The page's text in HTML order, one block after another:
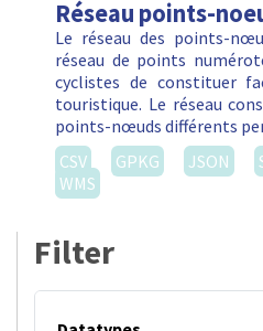
Réseau points-
Le réseau des points-
réseau de points
cyclistes de constituer
touristique. Le réseau
points-nœuds différents
CSV
GPKG JSON
WMS
Filter